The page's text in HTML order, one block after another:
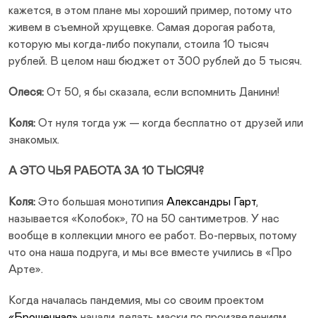
кажется, в этом плане мы хороший пример, потому что
живем в съемной хрущевке. Самая дорогая работа,
которую мы когда-либо покупали, стоила 10 тысяч
рублей. В целом наш бюджет от 300 рублей до 5 тысяч.
Олеся: От 50, я бы сказала, если вспомнить Данини!
Коля: От нуля тогда уж — когда бесплатно от друзей или
знакомых.
А ЭТО ЧЬЯ РАБОТА ЗА 10 ТЫСЯЧ?
Коля: Это большая монотипия Александры Гарт,
называется «Колобок», 70 на 50 сантиметров. У нас
вообще в коллекции много ее работ. Во-первых, потому
что она наша подруга, и мы все вместе учились в «Про
Арте».
Когда началась пандемия, мы со своим проектом